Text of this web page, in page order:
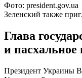
Фото: president.gov.ua
Зеленский также
Глава
и пасхальное
Президент Украины